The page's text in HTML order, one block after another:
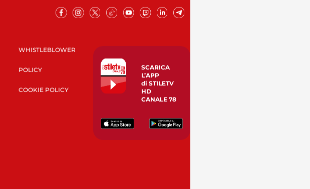
WHISTLEBLOWER
POLICY
COOKIE POLICY
SCARICA
L’APP
di STILETV
HD
CANALE 78